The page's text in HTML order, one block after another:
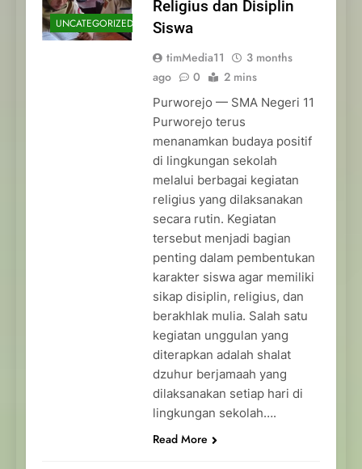
UNCATEGORIZED
Religius dan Disiplin
Siswa
timMedia11
3 months
ago
0 2 mins
Purworejo — SMA Negeri 11
Purworejo terus
menanamkan budaya positif
di lingkungan sekolah
melalui berbagai kegiatan
religius yang dilaksanakan
secara rutin. Kegiatan
tersebut menjadi bagian
penting dalam pembentukan
karakter siswa agar memiliki
sikap disiplin, religius, dan
berakhlak mulia. Salah satu
kegiatan unggulan yang
diterapkan adalah shalat
dzuhur berjamaah yang
dilaksanakan setiap hari di
lingkungan sekolah….
Read More